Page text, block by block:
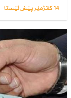
14 کاتژمێر پێش ئێستا